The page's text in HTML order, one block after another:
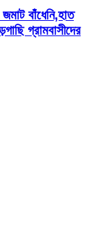
বাঁধেনি,হাত
গ্রামবাসীদের